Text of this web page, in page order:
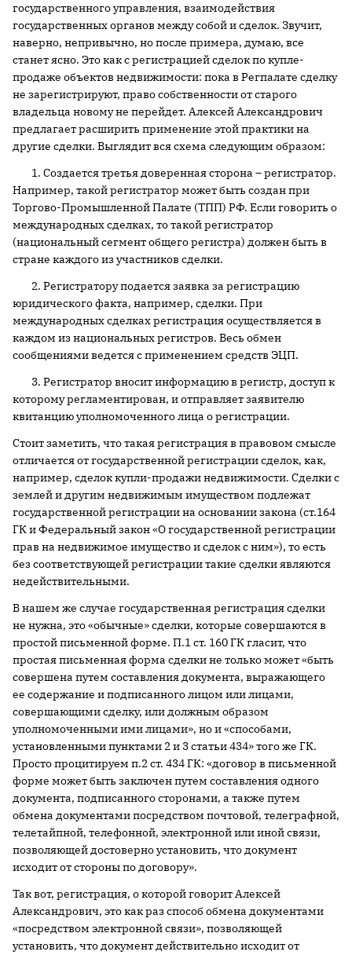
государственного управления, взаимодействия
государственных органов между собой и сделок. Звучит,
наверно, непривычно, но после примера, думаю, все
станет ясно. Это как с регистрацией сделок по купле-
продаже объектов недвижимости: пока в Регпалате сделку
не зарегистрируют, право собственности от старого
владельца новому не перейдет. Алексей Александрович
предлагает расширить применение этой практики на
другие сделки. Выглядит вся схема следующим образом:
1. Создается третья доверенная сторона – регистратор.
Например, такой регистратор может быть создан при
Торгово-Промышленной Палате (ТПП) РФ. Если говорить о
международных сделках, то такой регистратор
(национальный сегмент общего регистра) должен быть в
стране каждого из участников сделки.
2. Регистратору подается заявка за регистрацию
юридического факта, например, сделки. При
международных сделках регистрация осуществляется в
каждом из национальных регистров. Весь обмен
сообщениями ведется с применением средств ЭЦП.
3. Регистратор вносит информацию в регистр, доступ к
которому регламентирован, и отправляет заявителю
квитанцию уполномоченного лица о регистрации.
Стоит заметить, что такая регистрация в правовом смысле
отличается от государственной регистрации сделок, как,
например, сделок купли-продажи недвижимости. Сделки с
землей и другим недвижимым имуществом подлежат
государственной регистрации на основании закона (ст.164
ГК и Федеральный закон «О государственной регистрации
прав на недвижимое имущество и сделок с ним»), то есть
без соответствующей регистрации такие сделки являются
недействительными.
В нашем же случае государственная регистрация сделки
не нужна, это «обычные» сделки, которые совершаются в
простой письменной форме. П.1 ст. 160 ГК гласит, что
простая письменная форма сделки не только может «быть
совершена путем составления документа, выражающего
ее содержание и подписанного лицом или лицами,
совершающими сделку, или должным образом
уполномоченными ими лицами», но и «способами,
установленными пунктами 2 и 3 статьи 434» того же ГК.
Просто процитируем п.2 ст. 434 ГК: «договор в письменной
форме может быть заключен путем составления одного
документа, подписанного сторонами, а также путем
обмена документами посредством почтовой, телеграфной,
телетайпной, телефонной, электронной или иной связи,
позволяющей достоверно установить, что документ
исходит от стороны по договору».
Так вот, регистрация, о которой говорит Алексей
Александрович, это как раз способ обмена документами
«посредством электронной связи», позволяющей
установить, что документ действительно исходит от